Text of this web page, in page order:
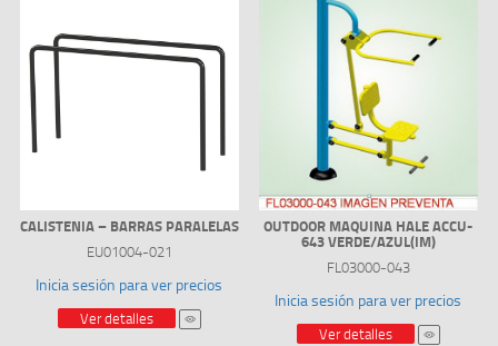
CALISTENIA – BARRAS PARALELAS
EU01004-021
Inicia sesión para ver precios
Ver detalles
OUTDOOR MAQUINA HALE ACCU-
643 VERDE/AZUL(IM)
FL03000-043
Inicia sesión para ver precios
Ver detalles